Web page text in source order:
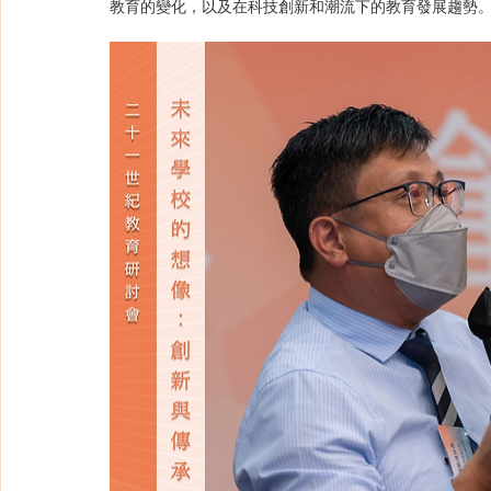
教育的變化，以及在科技創新和潮流下的教育發展趨勢